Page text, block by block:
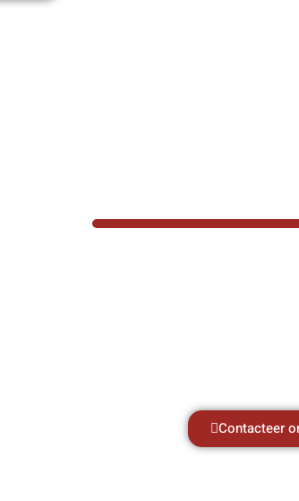
Contacteer